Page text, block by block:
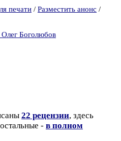
печати / Разместить анонс /
Олег Боголюбов
22 рецензии, здесь
- в полном